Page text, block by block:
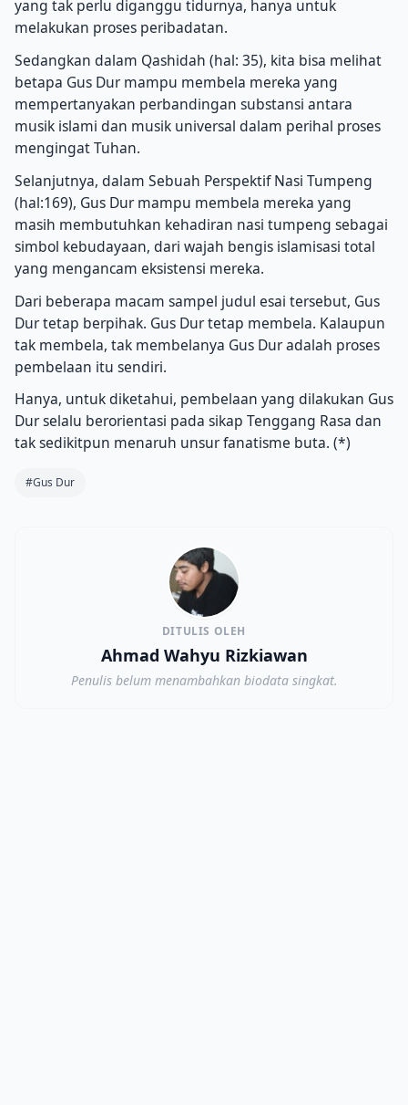
yang tak perlu diganggu tidurnya, hanya untuk
melakukan proses peribadatan.
Sedangkan dalam Qashidah (hal: 35), kita bisa melihat
betapa Gus Dur mampu membela mereka yang
mempertanyakan perbandingan substansi antara
musik islami dan musik universal dalam perihal proses
mengingat Tuhan.
Selanjutnya, dalam Sebuah Perspektif Nasi Tumpeng
(hal:169), Gus Dur mampu membela mereka yang
masih membutuhkan kehadiran nasi tumpeng sebagai
simbol kebudayaan, dari wajah bengis islamisasi total
yang mengancam eksistensi mereka.
Dari beberapa macam sampel judul esai tersebut, Gus
Dur tetap berpihak. Gus Dur tetap membela. Kalaupun
tak membela, tak membelanya Gus Dur adalah proses
pembelaan itu sendiri.
Hanya, untuk diketahui, pembelaan yang dilakukan Gus
Dur selalu berorientasi pada sikap Tenggang Rasa dan
tak sedikitpun menaruh unsur fanatisme buta. (*)
#Gus Dur
DITULIS OLEH
Ahmad Wahyu Rizkiawan
Penulis belum menambahkan biodata singkat.